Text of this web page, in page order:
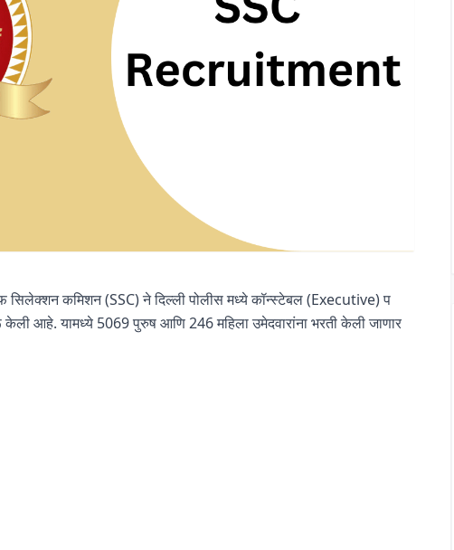
सिलेक्शन कमिशन (SSC) ने दिल्ली पोलीस मध्ये कॉन्स्टेबल (Executive) प
केली आहे. यामध्ये 5069 पुरुष आणि 246 महिला उमेदवारांना भरती केली जाणार